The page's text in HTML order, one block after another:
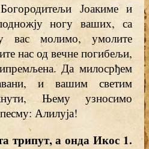
Јоакиме и
ногу ваших, са
вас молимо, умолите
нас од вечне погибељи,
Да милосрђем
и вашим светим
Њему узносимо
Алилуја!
трипут, а онда Икос 1.